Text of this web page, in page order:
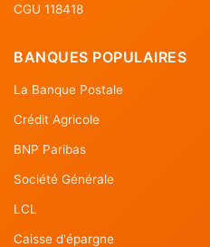
CGU 118418
BANQUES POPULAIRES
La Banque Postale
Crédit Agricole
BNP Paribas
Société Générale
LCL
Caisse d'épargne